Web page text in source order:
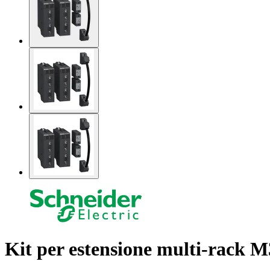
Kit per estensione multi-rack